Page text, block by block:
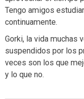
Tengo amigos
continuamente.
Gorki, la vida muchas
suspendidos por los
veces son los que
y lo que no.